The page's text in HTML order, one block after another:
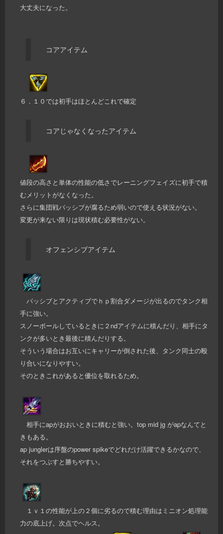
大丈夫になった。
コアアイテム
６．１０では初手はほとんどこれで確定
コアじゃなくなったアイテム
値段の高さと単体の性能の低さでレーニングフェイズに初手で積
むメリットがなくなった。
さらに集団戦パッシブが腐るため弱いので使える状況がない。
変更が来ない限りは現状積む必要性がない。
オフェンシブアイテム
パッシブとアクティブでｈｐ割合ダメージが出るのでタンク相
手に強い。
スノーボールしているときに２ndアイテムに積んだり、相手にタ
ンクが多いとき最後に積んだりする。
そういう場合はお互いにキャリーが倒された後、タンク同士の殴
り合いになりやすい。
そのときこれがあると優位を取れるため。
相手にapがおおいときに積むと強い。top mid jg がapなんてと
きもある。
ap junglerは序盤のpower spikeでどれだけ活躍できるかなので、
それをつぶすと勝ちやすい。
１ｖ１の性能が上の２個に劣るので積む理由はミニオン処理能
力の底上げ。次点でヘルス。